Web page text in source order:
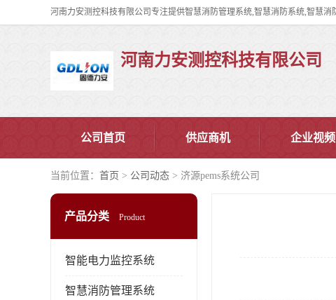
河南力安测控科技有限公司
公司首页 供应商机 企业视频
当前位置： 首页 > 公司动态 > 济源pems系统公司
产品分类 Product
智能电力监控系统
智慧消防管理系统